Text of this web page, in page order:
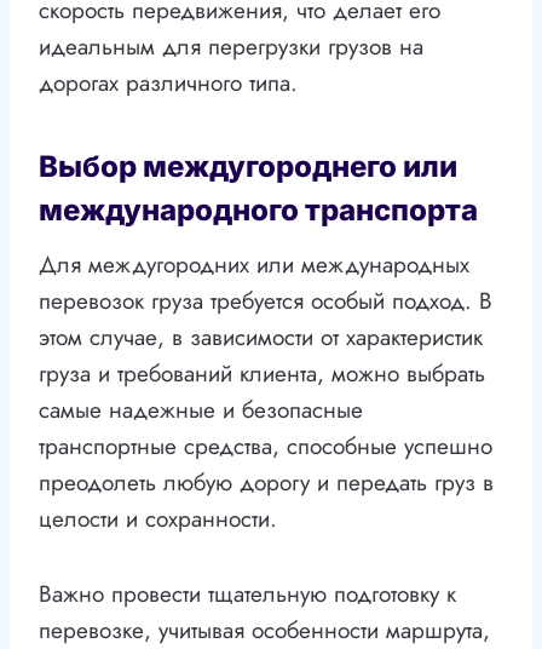
скорость передвижения, что делает его
идеальным для перегрузки грузов на
дорогах различного типа.
Выбор междугороднего или
международного транспорта
Для междугородних или международных
перевозок груза требуется особый подход. В
этом случае, в зависимости от характеристик
груза и требований клиента, можно выбрать
самые надежные и безопасные
транспортные средства, способные успешно
преодолеть любую дорогу и передать груз в
целости и сохранности.
Важно провести тщательную подготовку к
перевозке, учитывая особенности маршрута,